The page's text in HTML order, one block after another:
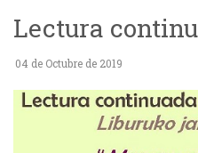
Lectura
04 de Octubre de 2019